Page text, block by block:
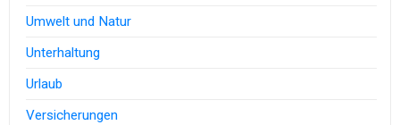
Umwelt und Natur
Unterhaltung
Urlaub
Versicherungen